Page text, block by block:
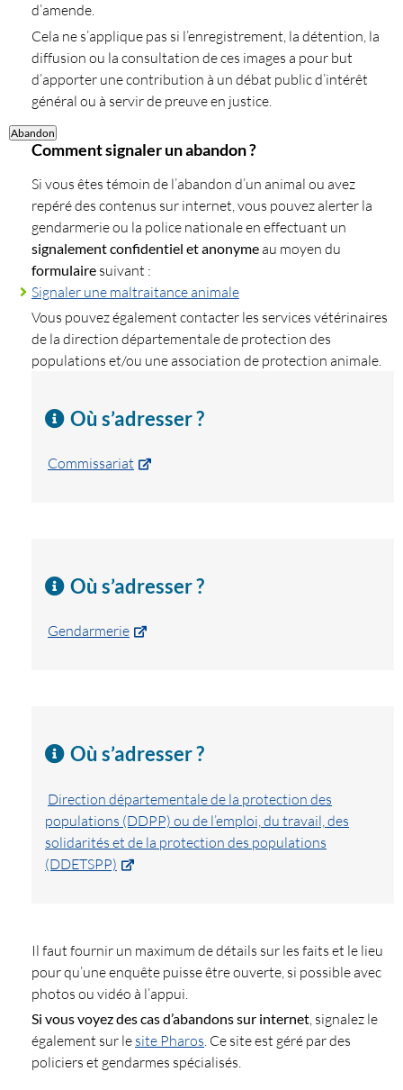
d’amende.
Cela ne s’applique pas si l’enregistrement, la détention, la
diffusion ou la consultation de ces images a pour but
d’apporter une contribution à un débat public d’intérêt
général ou à servir de preuve en justice.
Abandon
Comment signaler un abandon ?
Si vous êtes témoin de l’abandon d’un animal ou avez
repéré des contenus sur internet, vous pouvez alerter la
gendarmerie ou la police nationale en effectuant un
signalement confidentiel et anonymeau moyen du
formulaire suivant :
Signaler une maltraitance animale
Vous pouvez également contacter les services vétérinaires
de la direction départementale de protection des
populations et/ou une association de protection animale.
Où s’adresser ?
Commissariat
Où s’adresser ?
Gendarmerie
Où s’adresser ?
Direction départementale de la protection des
populations (DDPP) ou de l’emploi, du travail, des
solidarités et de la protection des populations
(DDETSPP)
Il faut fournir un maximum de détails sur les faits et le lieu
pour qu’une enquête puisse être ouverte, si possible avec
photos ou vidéo à l’appui.
Si vous voyez des cas d’abandons sur internet , signalez le
également sur le site Pharos . Ce site est géré par des
policiers et gendarmes spécialisés.